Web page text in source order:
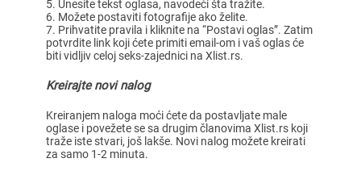
Unesite tekst oglasa, navodeći šta tražite.
Možete postaviti fotografije ako želite.
Prihvatite pravila i kliknite na “Postavi oglas”. Zatim
potvrdite link koji ćete primiti email-om i vaš oglas će
biti vidljiv celoj seks-zajednici na Xlist.rs.
Kreirajte novi nalog
Kreiranjem naloga moći ćete da postavljate male
oglase i povežete se sa drugim članovima Xlist.rs koji
traže iste stvari, još lakše. Novi nalog možete kreirati
za samo 1-2 minuta.